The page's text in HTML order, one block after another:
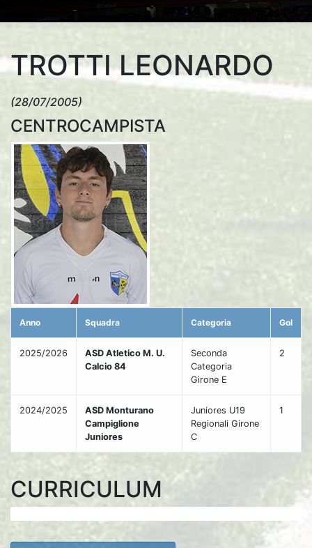
TROTTI LEONARDO
(28/07/2005)
CENTROCAMPISTA
Anno Squadra Categoria Gol
2025/2026
ASD Atletico M. U.
Calcio 84
Seconda
Categoria
Girone E
2
2024/2025
ASD Monturano
Campiglione
Juniores
Juniores U19
Regionali Girone
C
1
CURRICULUM